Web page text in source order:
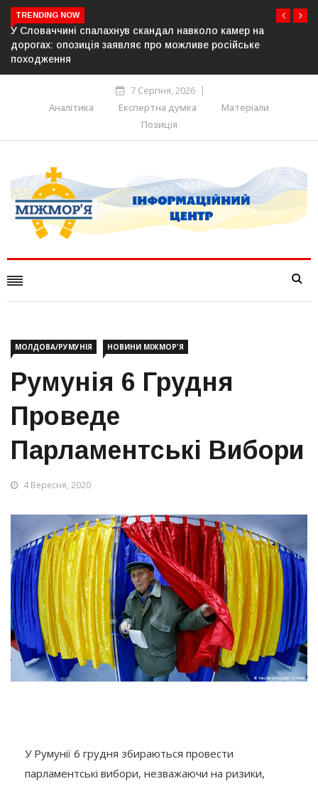
TRENDING NOW
на
У Молдові готують план дій на випадок
постачання газу до Придністров’я
7 Серпня, 2026
Аналітика
Експертна думка
Матеріали
Позиція
МОЛДОВА/РУМУНІЯ НОВИНИ МІЖМОР'Я
Румунія 6 Грудня
Проведе
Парламентські Вибори
4 Вересня, 2020
У Румунії 6 грудня збираються провести
парламентські вибори, незважаючи на ризики,